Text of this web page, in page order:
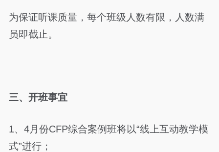
为保证听课质量，每个班级人数有限，人数满
员即截止。
三、开班事宜
1、4月份CFP综合案例班将以“线上互动教学模
式”进行；